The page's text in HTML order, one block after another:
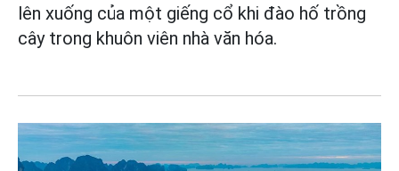
lên xuống của một giếng cổ khi đào hố trồng
cây trong khuôn viên nhà văn hóa.